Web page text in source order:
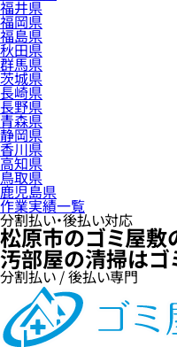
福井県
福岡県
福島県
秋田県
群馬県
茨城県
長崎県
長野県
青森県
静岡県
香川県
高知県
鳥取県
鹿児島県
作業実績一覧
分割払い・後払い対応
松原市のゴミ屋敷
汚部屋の清掃はゴ
分割払い / 後払い専門